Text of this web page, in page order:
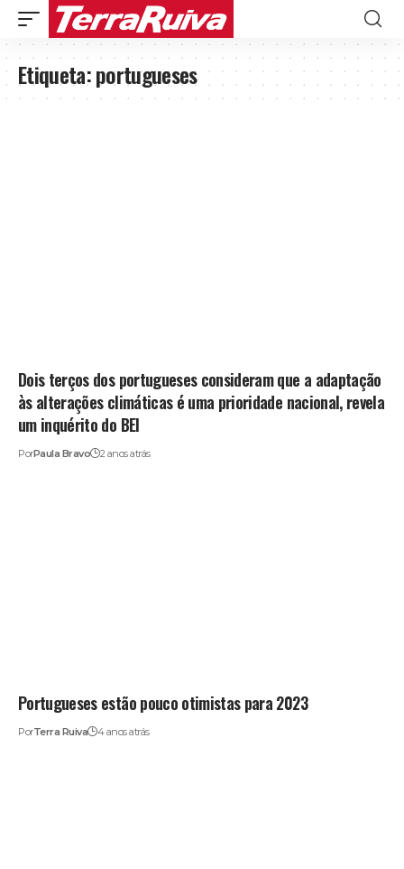
Etiqueta:portugueses
Dois terços dos portugueses consideram que a adaptação
às alterações climáticas é uma prioridade nacional, revela
um inquérito do BEI
PorPaula Bravo 2 anos atrás
Portugueses estão pouco otimistas para 2023
PorTerra Ruiva 4 anos atrás